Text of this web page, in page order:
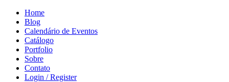
Home
Blog
Calendário de Eventos
Catálogo
Portfolio
Sobre
Contato
Login / Register